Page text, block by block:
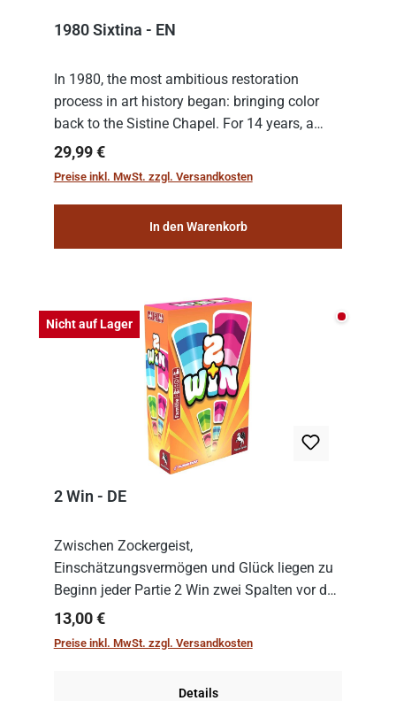
1980 Sixtina - EN
In 1980, the most ambitious restoration
process in art history began: bringing color
back to the Sistine Chapel. For 14 years, a
team of experts from the Vatican undertook
the meticulous job of cleaning and
Regulärer Preis:
29,99 €
Preise inkl. MwSt. zzgl. Versandkosten
In den Warenkorb
Nicht auf Lager Nicht
2 Win - DE
Zwischen Zockergeist,
Einschätzungsvermögen und Glück liegen zu
Beginn jeder Partie 2 Win zwei Spalten vor den
Spielenden aus, die es in die Höhe zu treiben
gilt. Doch das geht natürlich nur, solange man
Regulärer Preis:
13,00 €
Preise inkl. MwSt. zzgl. Versandkosten
Details